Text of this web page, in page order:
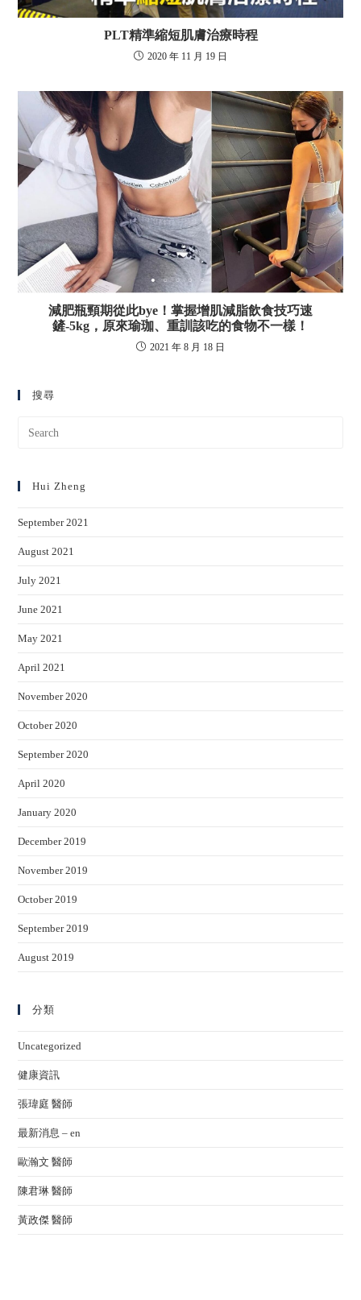
PLT精準縮短肌膚治療時程
2020 年 11 月 19 日
減肥瓶頸期從此bye！掌握增肌減脂飲食技巧速
鏟-5kg，原來瑜珈、重訓該吃的食物不一樣！
2021 年 8 月 18 日
搜尋
Hui Zheng
September 2021
August 2021
July 2021
June 2021
May 2021
April 2021
November 2020
October 2020
September 2020
April 2020
January 2020
December 2019
November 2019
October 2019
September 2019
August 2019
分類
Uncategorized
健康資訊
張瑋庭 醫師
最新消息 – en
歐瀚文 醫師
陳君琳 醫師
黃政傑 醫師